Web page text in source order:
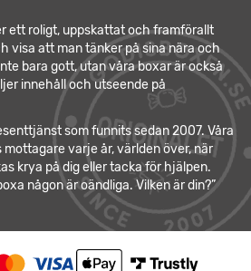
ett roligt, uppskattat och framförallt
visa att man tänker på sina nära och
bara gott, utan våra boxar är också
innehåll och utseende på
som funnits sedan 2007. Våra
varje år, världen över, när
krya på dig eller tacka för hjälpen.
någon är oändliga. Vilken är din?”